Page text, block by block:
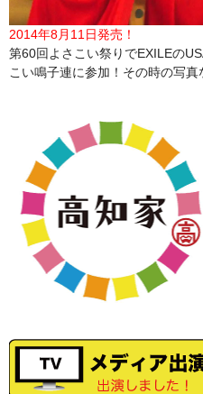
2014年8月11日発売！
第60回よさこい祭りでEXILEの
こい鳴子連に参加！その時の写真